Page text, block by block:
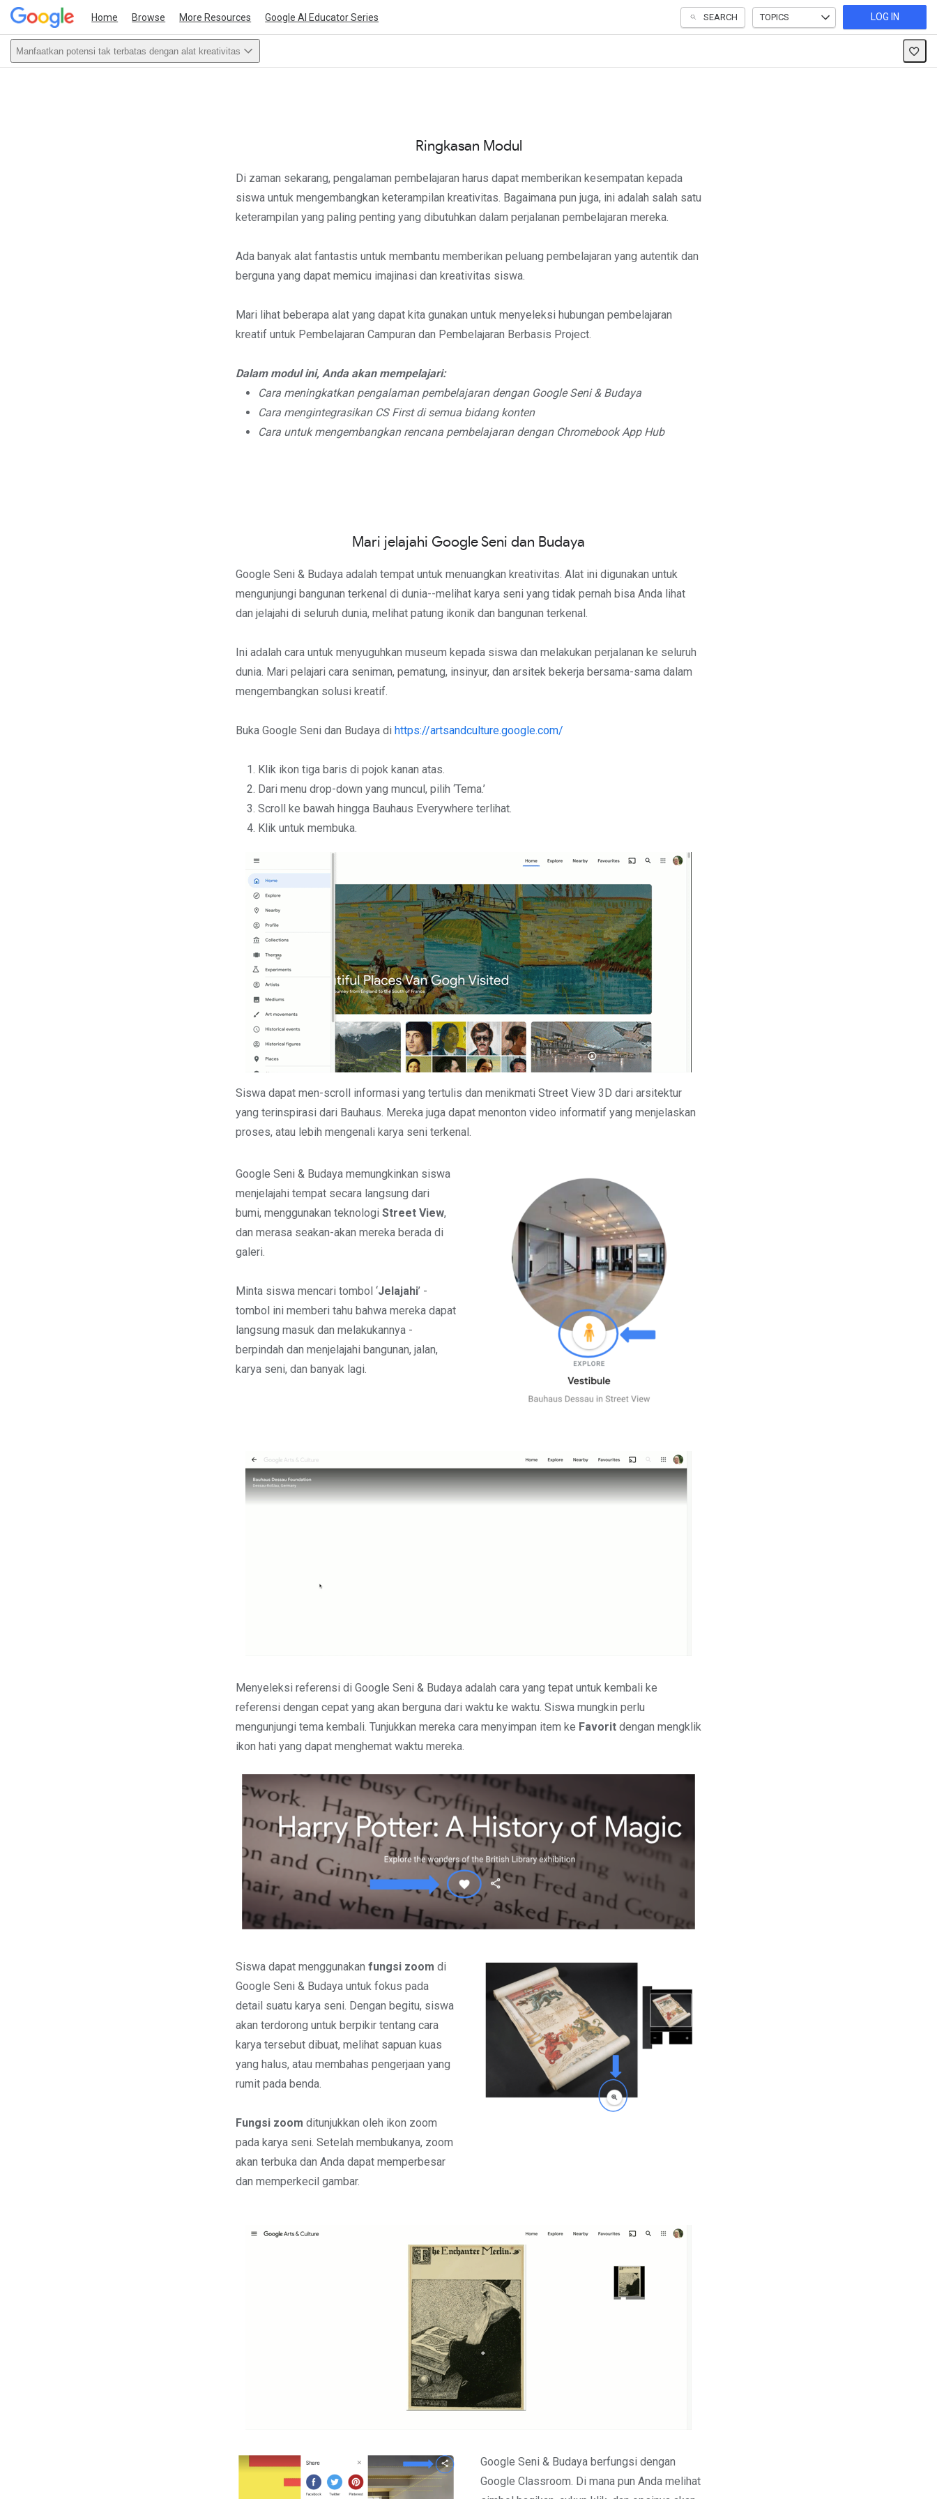
Home Browse More Resources Google AI Educator Series SEARCH TOPICS LOG IN
Manfaatkan potensi tak terbatas dengan alat kreativitas
Ringkasan Modul
Di zaman sekarang, pengalaman pembelajaran harus dapat memberikan kesempatan kepada
siswa untuk mengembangkan keterampilan kreativitas. Bagaimana pun juga, ini adalah salah satu
keterampilan yang paling penting yang dibutuhkan dalam perjalanan pembelajaran mereka.
Ada banyak alat fantastis untuk membantu memberikan peluang pembelajaran yang autentik dan
berguna yang dapat memicu imajinasi dan kreativitas siswa.
Mari lihat beberapa alat yang dapat kita gunakan untuk menyeleksi hubungan pembelajaran
kreatif untuk Pembelajaran Campuran dan Pembelajaran Berbasis Project.
Dalam modul ini, Anda akan mempelajari:
Cara meningkatkan pengalaman pembelajaran dengan Google Seni & Budaya
Cara mengintegrasikan CS First di semua bidang konten
Cara untuk mengembangkan rencana pembelajaran dengan Chromebook App Hub
Mari jelajahi Google Seni dan Budaya
Google Seni & Budaya adalah tempat untuk menuangkan kreativitas. Alat ini digunakan untuk
mengunjungi bangunan terkenal di dunia--melihat karya seni yang tidak pernah bisa Anda lihat
dan jelajahi di seluruh dunia, melihat patung ikonik dan bangunan terkenal.
Ini adalah cara untuk menyuguhkan museum kepada siswa dan melakukan perjalanan ke seluruh
dunia. Mari pelajari cara seniman, pematung, insinyur, dan arsitek bekerja bersama-sama dalam
mengembangkan solusi kreatif.
Buka Google Seni dan Budaya di https://artsandculture.google.com/
Klik ikon tiga baris di pojok kanan atas.
Dari menu drop-down yang muncul, pilih ‘Tema.’
Scroll ke bawah hingga Bauhaus Everywhere terlihat.
Klik untuk membuka.
Siswa dapat men-scroll informasi yang tertulis dan menikmati Street View 3D dari arsitektur
yang terinspirasi dari Bauhaus. Mereka juga dapat menonton video informatif yang menjelaskan
proses, atau lebih mengenali karya seni terkenal.
Google Seni & Budaya memungkinkan siswa
menjelajahi tempat secara langsung dari
bumi, menggunakan teknologi Street View,
dan merasa seakan-akan mereka berada di
galeri.
Minta siswa mencari tombol ‘Jelajahi’ -
tombol ini memberi tahu bahwa mereka dapat
langsung masuk dan melakukannya -
berpindah dan menjelajahi bangunan, jalan,
karya seni, dan banyak lagi.
Menyeleksi referensi di Google Seni & Budaya adalah cara yang tepat untuk kembali ke
referensi dengan cepat yang akan berguna dari waktu ke waktu. Siswa mungkin perlu
mengunjungi tema kembali. Tunjukkan mereka cara menyimpan item ke Favorit dengan mengklik
ikon hati yang dapat menghemat waktu mereka.
Siswa dapat menggunakan fungsi zoom di
Google Seni & Budaya untuk fokus pada
detail suatu karya seni. Dengan begitu, siswa
akan terdorong untuk berpikir tentang cara
karya tersebut dibuat, melihat sapuan kuas
yang halus, atau membahas pengerjaan yang
rumit pada benda.
Fungsi zoom ditunjukkan oleh ikon zoom
pada karya seni. Setelah membukanya, zoom
akan terbuka dan Anda dapat memperbesar
dan memperkecil gambar.
Google Seni & Budaya berfungsi dengan
Google Classroom. Di mana pun Anda melihat